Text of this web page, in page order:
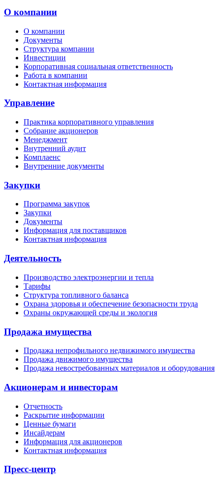
О компании
О компании
Документы
Структура компании
Инвестиции
Корпоративная социальная ответственность
Работа в компании
Контактная информация
Управление
Практика корпоративного управления
Собрание акционеров
Менеджмент
Внутренний аудит
Комплаенс
Внутренние документы
Закупки
Программа закупок
Закупки
Документы
Информация для поставщиков
Контактная информация
Деятельность
Производство электроэнергии и тепла
Тарифы
Структура топливного баланса
Охрана здоровья и обеспечение безопасности труда
Охраны окружающей среды и экология
Продажа имущества
Продажа непрофильного недвижимого имущества
Продажа движимого имущества
Продажа невостребованных материалов и оборудования
Акционерам и инвесторам
Отчетность
Раскрытие информации
Ценные бумаги
Инсайдерам
Информация для акционеров
Контактная информация
Пресс-центр